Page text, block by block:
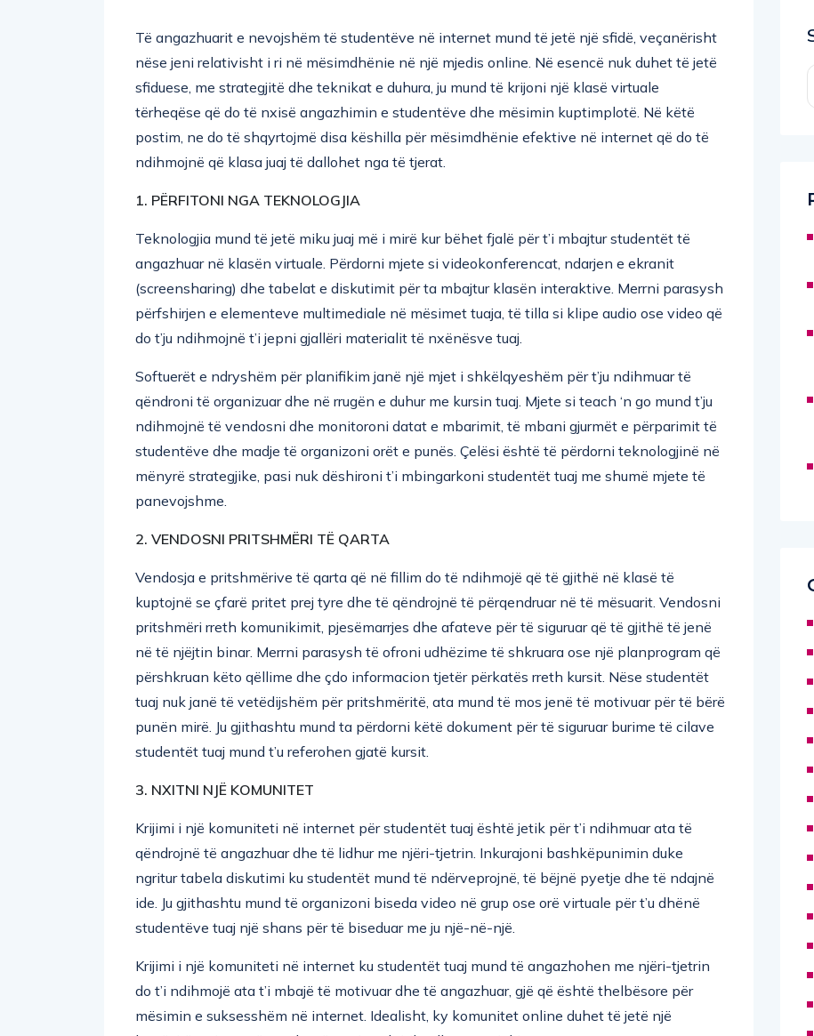
Të angazhuarit e nevojshëm të studentëve në internet mund të jetë një sfidë, veçanërisht
nëse jeni relativisht i ri në mësimdhënie në një mjedis online. Në esencë nuk duhet të jetë
sfiduese, me strategjitë dhe teknikat e duhura, ju mund të krijoni një klasë virtuale
tërheqëse që do të nxisë angazhimin e studentëve dhe mësimin kuptimplotë. Në këtë
postim, ne do të shqyrtojmë disa këshilla për mësimdhënie efektive në internet që do të
ndihmojnë që klasa juaj të dallohet nga të tjerat.
1. PËRFITONI NGA TEKNOLOGJIA
Teknologjia mund të jetë miku juaj më i mirë kur bëhet fjalë për t’i mbajtur studentët të
angazhuar në klasën virtuale. Përdorni mjete si videokonferencat, ndarjen e ekranit
(screensharing) dhe tabelat e diskutimit për ta mbajtur klasën interaktive. Merrni parasysh
përfshirjen e elementeve multimediale në mësimet tuaja, të tilla si klipe audio ose video që
do t’ju ndihmojnë t’i jepni gjallëri materialit të nxënësve tuaj.
Softuerët e ndryshëm për planifikim janë një mjet i shkëlqyeshëm për t’ju ndihmuar të
qëndroni të organizuar dhe në rrugën e duhur me kursin tuaj. Mjete si teach ‘n go mund t’ju
ndihmojnë të vendosni dhe monitoroni datat e mbarimit, të mbani gjurmët e përparimit të
studentëve dhe madje të organizoni orët e punës. Çelësi është të përdorni teknologjinë në
mënyrë strategjike, pasi nuk dëshironi t’i mbingarkoni studentët tuaj me shumë mjete të
panevojshme.
2. VENDOSNI PRITSHMËRI TË QARTA
Vendosja e pritshmërive të qarta që në fillim do të ndihmojë që të gjithë në klasë të
kuptojnë se çfarë pritet prej tyre dhe të qëndrojnë të përqendruar në të mësuarit. Vendosni
pritshmëri rreth komunikimit, pjesëmarrjes dhe afateve për të siguruar që të gjithë të jenë
në të njëjtin binar. Merrni parasysh të ofroni udhëzime të shkruara ose një planprogram që
përshkruan këto qëllime dhe çdo informacion tjetër përkatës rreth kursit. Nëse studentët
tuaj nuk janë të vetëdijshëm për pritshmëritë, ata mund të mos jenë të motivuar për të bërë
punën mirë. Ju gjithashtu mund ta përdorni këtë dokument për të siguruar burime të cilave
studentët tuaj mund t’u referohen gjatë kursit.
3. NXITNI NJË KOMUNITET
Krijimi i një komuniteti në internet për studentët tuaj është jetik për t’i ndihmuar ata të
qëndrojnë të angazhuar dhe të lidhur me njëri-tjetrin. Inkurajoni bashkëpunimin duke
ngritur tabela diskutimi ku studentët mund të ndërveprojnë, të bëjnë pyetje dhe të ndajnë
ide. Ju gjithashtu mund të organizoni biseda video në grup ose orë virtuale për t’u dhënë
studentëve tuaj një shans për të biseduar me ju një-në-një.
Krijimi i një komuniteti në internet ku studentët tuaj mund të angazhohen me njëri-tjetrin
do t’i ndihmojë ata t’i mbajë të motivuar dhe të angazhuar, gjë që është thelbësore për
mësimin e suksesshëm në internet. Idealisht, ky komunitet online duhet të jetë një